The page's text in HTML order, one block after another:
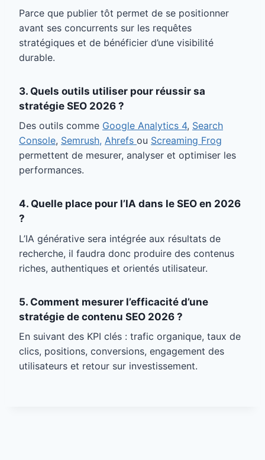
Parce que publier tôt permet de se positionner
avant ses concurrents sur les requêtes
stratégiques et de bénéficier d’une visibilité
durable.
3. Quels outils utiliser pour réussir sa
stratégie SEO 2026 ?
Des outils comme Google Analytics 4, Search
Console, Semrush, Ahrefs ou Screaming Frog
permettent de mesurer, analyser et optimiser les
performances.
4. Quelle place pour l’IA dans le SEO en 2026
?
L’IA générative sera intégrée aux résultats de
recherche, il faudra donc produire des contenus
riches, authentiques et orientés utilisateur.
5. Comment mesurer l’efficacité d’une
stratégie de contenu SEO 2026 ?
En suivant des KPI clés : trafic organique, taux de
clics, positions, conversions, engagement des
utilisateurs et retour sur investissement.